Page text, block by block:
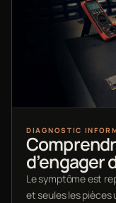
DIAGNOSTIC
d’engager
Le symptôme est
et seules les pièces